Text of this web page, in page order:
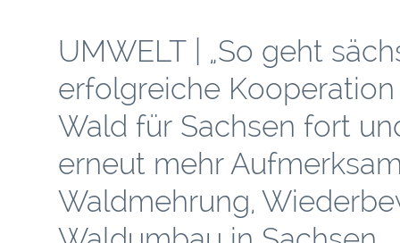
UMWELT | „So geht
erfolgreiche
Wald für Sachsen fort
erneut mehr
Waldmehrung,